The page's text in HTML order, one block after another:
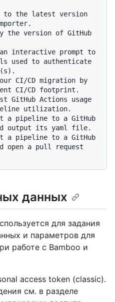
used to authenticate
CI/CD footprint.
utilization.
output its yaml file.
open a pull request
данных
для задания
и параметров для
работе с Bamboo и
access token (classic).
см. в разделе